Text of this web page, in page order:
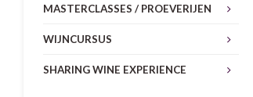
MASTERCLASSES / PROEVERIJEN
WIJNCURSUS
SHARING WINE EXPERIENCE